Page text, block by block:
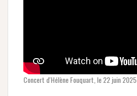
Concert d'Hélène Fouquart, le 22 juin 2025